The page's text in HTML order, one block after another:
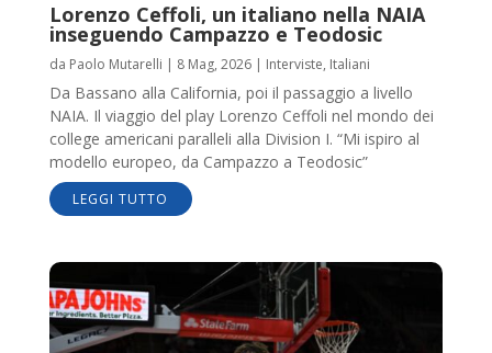
Lorenzo Ceffoli, un italiano nella NAIA
inseguendo Campazzo e Teodosic
da Paolo Mutarelli | 8 Mag, 2026| Interviste, Italiani
Da Bassano alla California, poi il passaggio a livello
NAIA. Il viaggio del play Lorenzo Ceffoli nel mondo dei
college americani paralleli alla Division I. “Mi ispiro al
modello europeo, da Campazzo a Teodosic”
LEGGI TUTTO